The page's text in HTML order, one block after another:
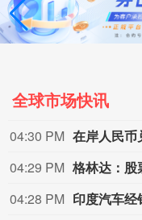
全球市场快讯
04:30 PM
04:29 PM
04:28 PM